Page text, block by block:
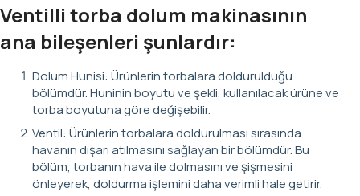
Ventilli torba dolum makinasının
ana bileşenleri şunlardır:
Dolum Hunisi: Ürünlerin torbalara doldurulduğu
bölümdür. Huninin boyutu ve şekli, kullanılacak ürüne ve
torba boyutuna göre değişebilir.
Ventil: Ürünlerin torbalara doldurulması sırasında
havanın dışarı atılmasını sağlayan bir bölümdür. Bu
bölüm, torbanın hava ile dolmasını ve şişmesini
önleyerek, doldurma işlemini daha verimli hale getirir.